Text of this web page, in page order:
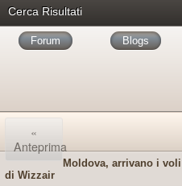
Cerca Risultati
Forum Blogs
«
Anteprima
Moldova, arrivano i
di Wizzair